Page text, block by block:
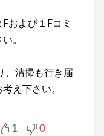
および１Fコミ
。
、清掃も行き届
え下さい。
1 0